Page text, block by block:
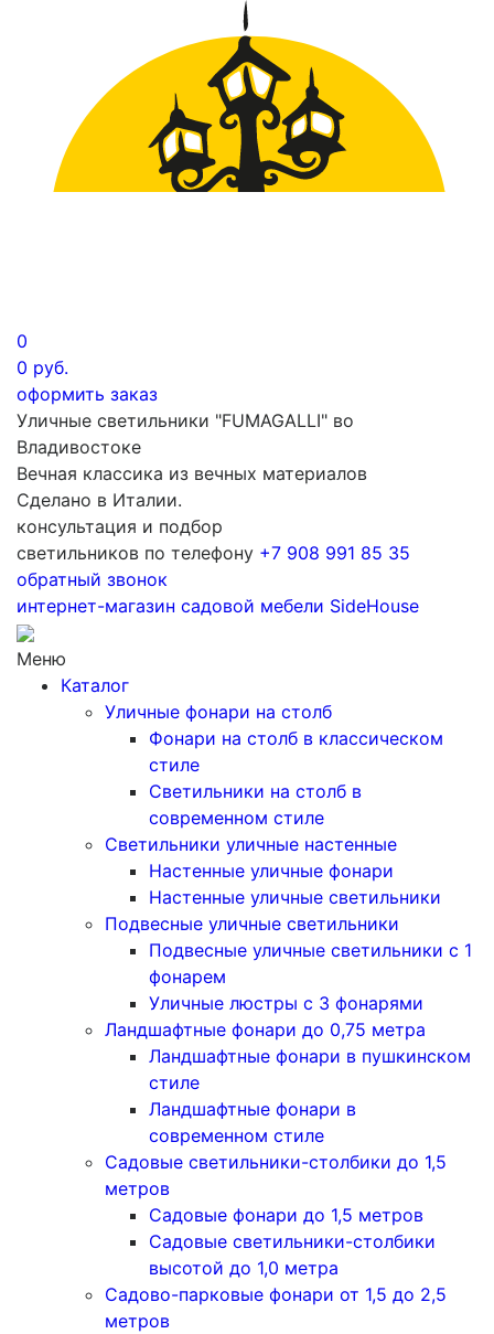
0
0 руб.
оформить заказ
Уличные светильники "FUMAGALLI" во
Владивостоке
Вечная классика из вечных материалов
Сделано в Италии.
консультация и подбор
светильников по телефону +7 908 991 85 35
обратный звонок
интернет-магазин садовой мебели SideHouse
Меню
Каталог
Уличные фонари на столб
Фонари на столб в классическом
стиле
Светильники на столб в
современном стиле
Светильники уличные настенные
Настенные уличные фонари
Настенные уличные светильники
Подвесные уличные светильники
Подвесные уличные светильники с 1
фонарем
Уличные люстры с 3 фонарями
Ландшафтные фонари до 0,75 метра
Ландшафтные фонари в пушкинском
стиле
Ландшафтные фонари в
современном стиле
Садовые светильники-столбики до 1,5
метров
Садовые фонари до 1,5 метров
Садовые светильники-столбики
высотой до 1,0 метра
Садово-парковые фонари от 1,5 до 2,5
метров